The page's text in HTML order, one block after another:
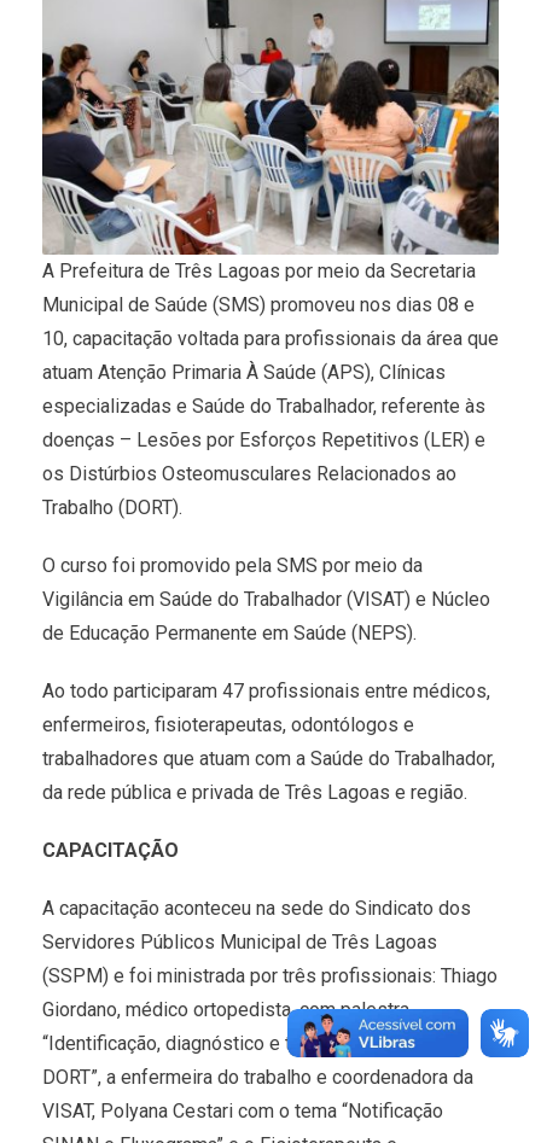
A Prefeitura de Três Lagoas por meio da Secretaria
Municipal de Saúde (SMS) promoveu nos dias 08 e
10, capacitação voltada para profissionais da área que
atuam Atenção Primaria À Saúde (APS), Clínicas
especializadas e Saúde do Trabalhador, referente às
doenças – Lesões por Esforços Repetitivos (LER) e
os Distúrbios Osteomusculares Relacionados ao
Trabalho (DORT).
O curso foi promovido pela SMS por meio da
Vigilância em Saúde do Trabalhador (VISAT) e Núcleo
de Educação Permanente em Saúde (NEPS).
Ao todo participaram 47 profissionais entre médicos,
enfermeiros, fisioterapeutas, odontólogos e
trabalhadores que atuam com a Saúde do Trabalhador,
da rede pública e privada de Três Lagoas e região.
CAPACITAÇÃO
A capacitação aconteceu na sede do Sindicato dos
Servidores Públicos Municipal de Três Lagoas
(SSPM) e foi ministrada por três profissionais: Thiago
Giordano, médico ortopedista, com palestra
“Identificação, diagnóstico e tratamento de LER e
DORT”, a enfermeira do trabalho e coordenadora da
VISAT, Polyana Cestari com o tema “Notificação